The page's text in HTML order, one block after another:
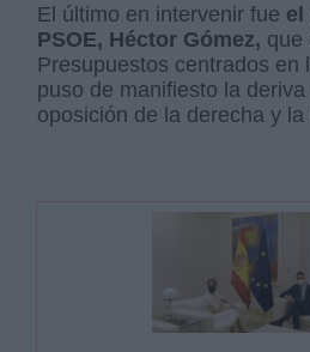
El último en intervenir fue el
PSOE, Héctor Gómez, que
Presupuestos centrados en
puso de manifiesto la
oposición de la derecha y la